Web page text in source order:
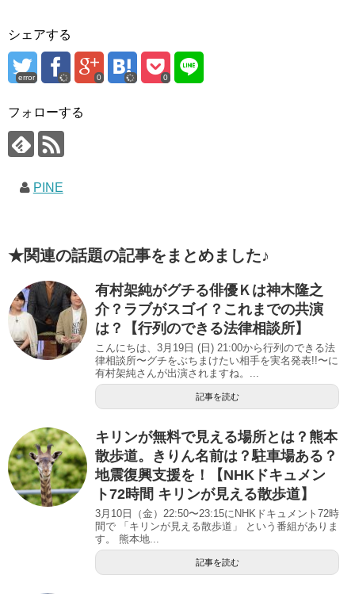
シェアする
error 0 0
フォローする
PINE
★関連の話題の記事をまとめました♪
有村架純がグチる俳優Ｋは神木隆之
介？ラブがスゴイ？これまでの共演
は？【行列のできる法律相談所】
こんにちは、3月19日 (日) 21:00から行列のできる法
律相談所〜グチをぶちまけたい相手を実名発表!!〜に
有村架純さんが出演されますね。...
記事を読む
キリンが無料で見える場所とは？熊本
散歩道。きりん名前は？駐車場ある？
地震復興支援を！【NHKドキュメン
ト72時間 キリンが見える散歩道】
3月10日（金）22:50〜23:15にNHKドキュメント72時
間で 「キリンが見える散歩道」 という番組がありま
す。 熊本地...
記事を読む